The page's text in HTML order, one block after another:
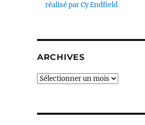
réalisé par Cy Endfield
ARCHIVES
Archives